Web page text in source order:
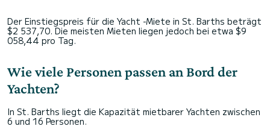
Der Einstiegspreis für die Yacht -Miete in St. Barths beträgt
$2 537,70. Die meisten Mieten liegen jedoch bei etwa $9
058,44 pro Tag.
Wie viele Personen passen an Bord der
Yachten?
In St. Barths liegt die Kapazität mietbarer Yachten zwischen
6 und 16 Personen.